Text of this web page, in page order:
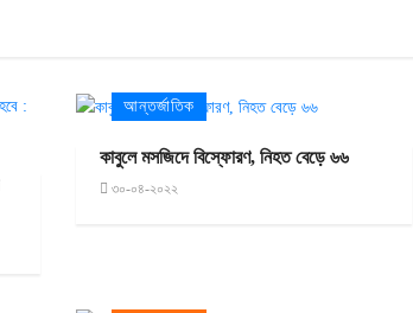
আন্তর্জাতিক
কাবুলে মসজিদে বিস্ফোরণ, নিহত বেড়ে ৬৬
৩০-০৪-২০২২